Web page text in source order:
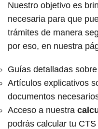
Nuestro objetivo es
necesaria para que
trámites de manera
por eso, en nuestra
Guías detalladas sobre
Artículos explicativos
documentos
Acceso a nuestra
podrás calcular tu